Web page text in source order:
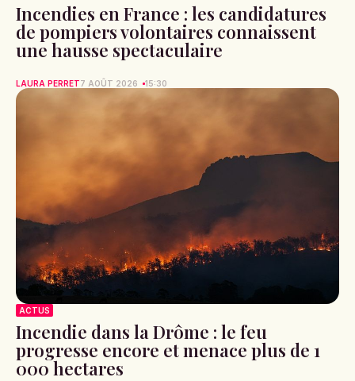
Incendies en France : les candidatures
de pompiers volontaires connaissent
une hausse spectaculaire
LAURA PERRET7 AOÛT 2026 15:30
ACTUS
Incendie dans la Drôme : le feu
progresse encore et menace plus de 1
000 hectares